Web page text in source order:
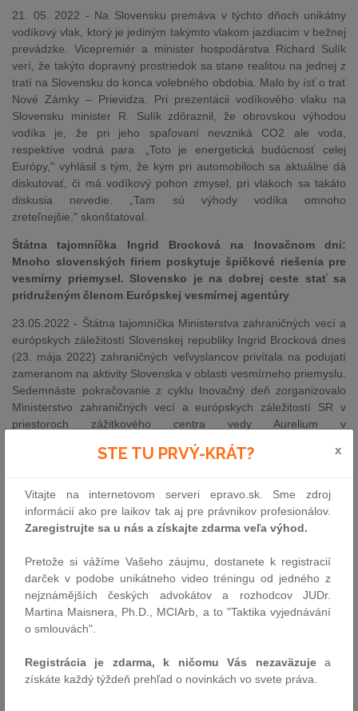
21. 05. 2022 - Na Slovensku premáva v týchto dňoch unikátny
vodíkový vlak, ktorý je jediným takýmto vlakom jazdiacim v bežnej
prevádzke. Vicepremiér a minister hospodárstva Richard Sulík
verí, že takýto dopravný prostriedok sa stane realitou na jednej z
tratí na Slovensku do konca volebného obdobia. Malo by ísť o trať
Nové Zámky – Prievidza. Pri prezentácii vodíkového vlaku na
Slovensku minister R. Sulík zdôraznil, že obrovskou výhodou
vodíka je, že pri jeho spaľovaní nevzniká CO2 ale voda,
respektíve vodná para. „Toto je energetická budúcnosť celej
Európy," vyhlásil s tým, že kým pri automobiloch sa aktuálne dá
diskutovať, či má vodíkový pohon zmysel, pri vlakoch sa takáto
diskusia nevedie. „Tam sú výhody vodíka omnoho
zreteľnejšie," skonštatoval.
Štátna tajomníčka Ingrid Brocková na Inovačnom dni:
Mnoho slovenských firiem poskytuje špičkové riešenia pre
vesmírny priemysel. Slovensko je na dobrej ceste stať sa
pridruženým členom Európskej vesmírnej agentúry
23.05.2022 - Štátna tajomníčka Ministerstva zahraničných vecí a
európskych záležitostí Slovenskej republiky Ingrid Brocková dnes
(23. mája 2022) zahraničných veľvyslancov privítala na podujatí
zameranom na aktivity Slovenska v oblasti vesmírneho priemyslu.
Sedemnáste pokračovanie z cyklu Inovačný deň zorganizovalo
Ministerstvo zahraničných vecí a európskych záležitostí SR v
priestoroch zážitkového centra vedy Aurelium v
školstva, vedy, výskumu a športu Slovenskej republiky a jej
a obchodu. Zahraničným hosťom sa na podujatí predstavili štyri
slovenské spoločnosti: Needronix, YMS, Touch4IT a Astros
Solutions.
23.05.2022 - Chatári, horskí záchranári a ochrancovia prírody
otvorili za jedným stolom témy, ktoré boli dlhé roky predmetom
sporov. Pozvanie ministra životného prostredia Jána Budaja prijali
chatári z Vysokých Tatier, vedenie Horskej záchrannej služby a
Národná jednotka boja proti nelegálnej migrácii pôsobí v
STE TU PRVÝ-KRÁT? x
Vitajte na internetovom serveri epravo.sk. Sme zdroj
informácií ako pre laikov tak aj pre právnikov profesionálov.
Zaregistrujte sa u nás a získajte zdarma veľa výhod.
Pretože si vážíme Vašeho záujmu, dostanete k registracií
darček v podobe unikátneho video tréningu od jedného z
nejznámějších českých advokátov a rozhodcov JUDr.
Martina Maisnera, Ph.D., MCIArb, a to "Taktika vyjednávání
o smlouvách".
Registrácia je zdarma, k ničomu Vás nezaväzujea
získáte každý týždeň prehľad o novinkách vo svete práva.